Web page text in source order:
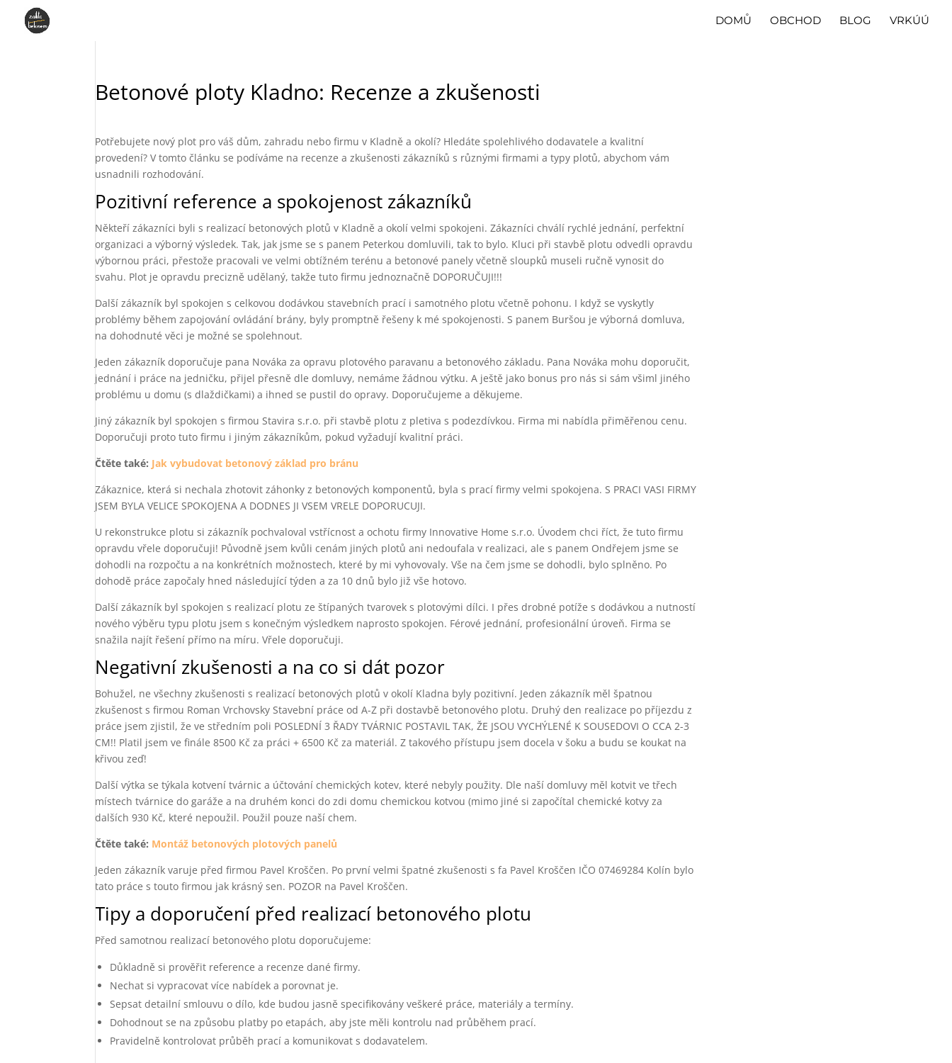
DOMŮ OBCHOD BLOG VRKÚÚ
Betonové ploty Kladno: Recenze a zkušenosti
Potřebujete nový plot pro váš dům, zahradu nebo firmu v Kladně a okolí? Hledáte spolehlivého dodavatele a kvalitní
provedení? V tomto článku se podíváme na recenze a zkušenosti zákazníků s různými firmami a typy plotů, abychom vám
usnadnili rozhodování.
Pozitivní reference a spokojenost zákazníků
Někteří zákazníci byli s realizací betonových plotů v Kladně a okolí velmi spokojeni. Zákazníci chválí rychlé jednání, perfektní
organizaci a výborný výsledek. Tak, jak jsme se s panem Peterkou domluvili, tak to bylo. Kluci při stavbě plotu odvedli opravdu
výbornou práci, přestože pracovali ve velmi obtížném terénu a betonové panely včetně sloupků museli ručně vynosit do
svahu. Plot je opravdu precizně udělaný, takže tuto firmu jednoznačně DOPORUČUJI!!!
Další zákazník byl spokojen s celkovou dodávkou stavebních prací i samotného plotu včetně pohonu. I když se vyskytly
problémy během zapojování ovládání brány, byly promptně řešeny k mé spokojenosti. S panem Buršou je výborná domluva,
na dohodnuté věci je možné se spolehnout.
Jeden zákazník doporučuje pana Nováka za opravu plotového paravanu a betonového základu. Pana Nováka mohu doporučit,
jednání i práce na jedničku, přijel přesně dle domluvy, nemáme žádnou výtku. A ještě jako bonus pro nás si sám všiml jiného
problému u domu (s dlaždičkami) a ihned se pustil do opravy. Doporučujeme a děkujeme.
Jiný zákazník byl spokojen s firmou Stavira s.r.o. při stavbě plotu z pletiva s podezdívkou. Firma mi nabídla přiměřenou cenu.
Doporučuji proto tuto firmu i jiným zákazníkům, pokud vyžadují kvalitní práci.
Čtěte také: Jak vybudovat betonový základ pro bránu
Zákaznice, která si nechala zhotovit záhonky z betonových komponentů, byla s prací firmy velmi spokojena. S PRACI VASI FIRMY
JSEM BYLA VELICE SPOKOJENA A DODNES JI VSEM VRELE DOPORUCUJI.
U rekonstrukce plotu si zákazník pochvaloval vstřícnost a ochotu firmy Innovative Home s.r.o. Úvodem chci říct, že tuto firmu
opravdu vřele doporučuji! Původně jsem kvůli cenám jiných plotů ani nedoufala v realizaci, ale s panem Ondřejem jsme se
dohodli na rozpočtu a na konkrétních možnostech, které by mi vyhovovaly. Vše na čem jsme se dohodli, bylo splněno. Po
dohodě práce započaly hned následující týden a za 10 dnů bylo již vše hotovo.
Další zákazník byl spokojen s realizací plotu ze štípaných tvarovek s plotovými dílci. I přes drobné potíže s dodávkou a nutností
nového výběru typu plotu jsem s konečným výsledkem naprosto spokojen. Férové jednání, profesionální úroveň. Firma se
snažila najít řešení přímo na míru. Vřele doporučuji.
Negativní zkušenosti a na co si dát pozor
Bohužel, ne všechny zkušenosti s realizací betonových plotů v okolí Kladna byly pozitivní. Jeden zákazník měl špatnou
zkušenost s firmou Roman Vrchovsky Stavební práce od A-Z při dostavbě betonového plotu. Druhý den realizace po příjezdu z
práce jsem zjistil, že ve středním poli POSLEDNÍ 3 ŘADY TVÁRNIC POSTAVIL TAK, ŽE JSOU VYCHÝLENÉ K SOUSEDOVI O CCA 2-3
CM!! Platil jsem ve finále 8500 Kč za práci + 6500 Kč za materiál. Z takového přístupu jsem docela v šoku a budu se koukat na
křivou zeď!
Další výtka se týkala kotvení tvárnic a účtování chemických kotev, které nebyly použity. Dle naší domluvy měl kotvit ve třech
místech tvárnice do garáže a na druhém konci do zdi domu chemickou kotvou (mimo jiné si započítal chemické kotvy za
dalších 930 Kč, které nepoužil. Použil pouze naší chem.
Čtěte také: Montáž betonových plotových panelů
Jeden zákazník varuje před firmou Pavel Kroščen. Po první velmi špatné zkušenosti s fa Pavel Kroščen IČO 07469284 Kolín bylo
tato práce s touto firmou jak krásný sen. POZOR na Pavel Kroščen.
Tipy a doporučení před realizací betonového plotu
Před samotnou realizací betonového plotu doporučujeme:
Důkladně si prověřit reference a recenze dané firmy.
Nechat si vypracovat více nabídek a porovnat je.
Sepsat detailní smlouvu o dílo, kde budou jasně specifikovány veškeré práce, materiály a termíny.
Dohodnout se na způsobu platby po etapách, aby jste měli kontrolu nad průběhem prací.
Pravidelně kontrolovat průběh prací a komunikovat s dodavatelem.